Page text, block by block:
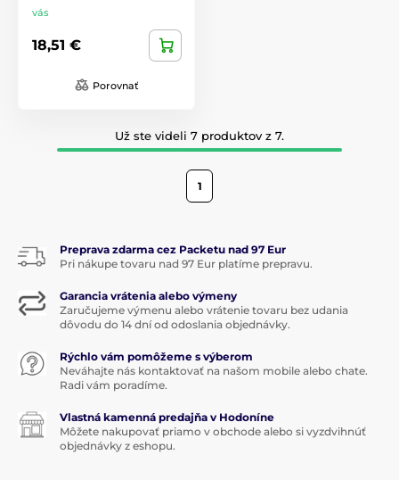
vás
18,51 €
Porovnať
Už ste videli 7 produktov z 7.
1
Preprava zdarma cez Packetu nad 97 Eur
Pri nákupe tovaru nad 97 Eur platíme prepravu.
Garancia vrátenia alebo výmeny
Zaručujeme výmenu alebo vrátenie tovaru bez udania
dôvodu do 14 dní od odoslania objednávky.
Rýchlo vám pomôžeme s výberom
Neváhajte nás kontaktovať na našom mobile alebo chate.
Radi vám poradíme.
Vlastná kamenná predajňa v Hodoníne
Môžete nakupovať priamo v obchode alebo si vyzdvihnúť
objednávky z eshopu.